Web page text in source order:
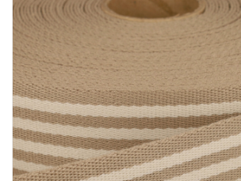
Workshops
Diy pakketten
Studio Olive inspireert....